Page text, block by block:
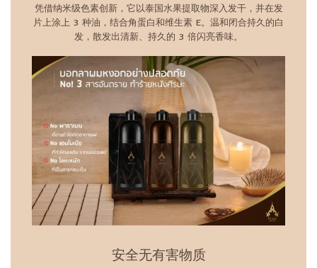
凭借纳米级色素创新，它以泰国水果提取物深入发干，并在发
片上涂上 3 种油，结合角蛋白和维生素 E。温和闭合持久的白
发，散发出清新、持久的 3 倍闪亮香味。
安全无有害物质